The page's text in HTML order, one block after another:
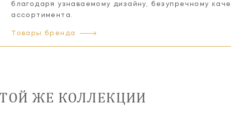
благодаря узнаваемому дизайну, безупречному
ассортимента.
Товары бренда
ЖЕ КОЛЛЕКЦИИ